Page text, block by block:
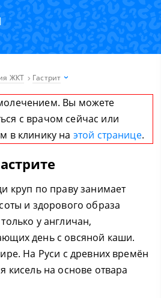
ЖКТ Гастрит
Вы можете
с врачом сейчас или
в клинику на этой странице.
круп по праву занимает
и здорового образа
у англичан,
день с овсяной каши.
На Руси с древних времён
кисель на основе отвара